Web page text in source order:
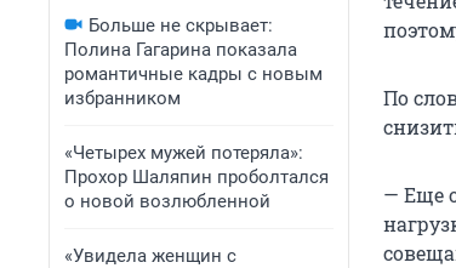
Больше не скрывает:
Полина Гагарина показала
романтичные кадры с новым
избранником
«Четырех мужей потеряла»:
Прохор Шаляпин проболтался
о новой возлюбленной
«Увидела женщин с
По
— Еще